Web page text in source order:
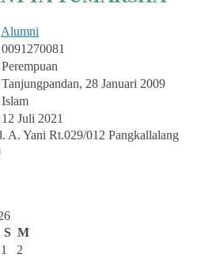
Alumni
0091270081
Tanjungpandan, 28 Januari 2009
Islam
12 Juli 2021
A. Yani Rt.029/012 Pangkallalang
S M
1
2